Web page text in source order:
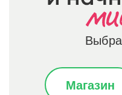
Магазин